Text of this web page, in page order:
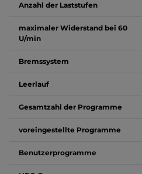
Anzahl der Laststufen
maximaler Widerstand bei 60
U/min
Bremssystem
Leerlauf
Gesamtzahl der Programme
voreingestellte Programme
Benutzerprogramme